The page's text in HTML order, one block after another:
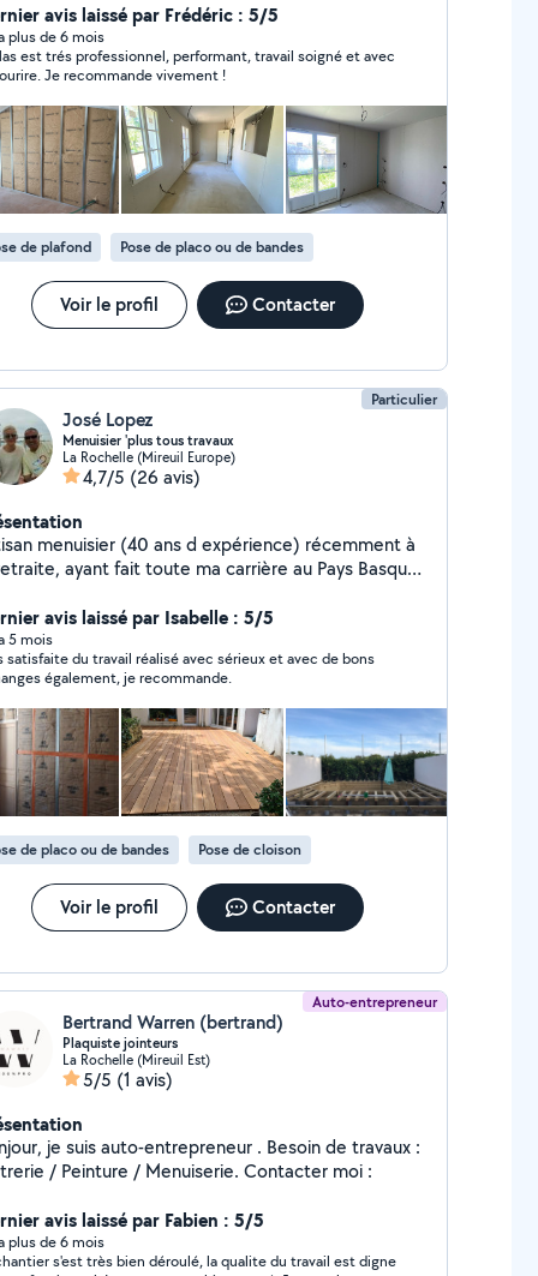
? Que ce soit pour des travaux de
d'aménagement ou pour valoriser votre
immobilier, je suis à votre service pour des
sur mesure : Mes prestations : Menuiserie :
de portes, fenêtres, parquets, et création de
sur mesure. Plaquage : Cloisons, plafonds,
travaux en plaques de plâtre (placo).
: Préparation des murs, peinture intérieure et
finitions soignées. Carrelage & faïence :
de sols et murs en carrelage, faiences pour salles
bain, cuisines, et autres espaces.
avis laissé par Frédéric : 5/5
plus de 6 mois
est trés professionnel, performant, travail soigné et avec
Je recommande vivement !
de plafond Pose de placo ou de bandes
Voir le profil Contacter
Particulier
José Lopez
Menuisier 'plus tous travaux
La Rochelle (Mireuil Europe)
4,7/5 (26 avis)
menuisier (40 ans d expérience) récemment à
ayant fait toute ma carrière au Pays Basque,
de pose de parquet, agencement bureau
placard cuisine équipée, etc ... Ayant
de nombreuses compétences dans les
du bâtiment (carrelage, faïence, cloisons placo
pose de bandes avec peinture) et connaissance
électricité. Pose de terrasse extérieure
entrerien karcher pro et saturateur bois.
façade avec traitement au pulvérisateur. Je
à votre disposition. Bien cordialement.
avis laissé par Isabelle : 5/5
5 mois
satisfaite du travail réalisé avec sérieux et avec de bons
également, je recommande.
de placo ou de bandes Pose de cloison
Voir le profil Contacter
Auto-entrepreneur
Bertrand Warren (bertrand)
Plaquiste jointeurs
La Rochelle (Mireuil Est)
5/5 (1 avis)
je suis auto-entrepreneur . Besoin de travaux :
Plâtrerie / Peinture / Menuiserie. Contacter moi :
avis laissé par Fabien : 5/5
plus de 6 mois
s'est très bien déroulé, la qualite du travail est digne